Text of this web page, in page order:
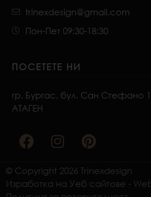
trinexdesign@gmail.com
Пон-Пет 09:30-18:30
ПОСЕТЕТЕ НИ
гр. Бургас, бул. Сан Стефано
АТАГЕН
a
c
e
b
n
s
t
a
i
n
t
e
© Copyright 2026 Trinexdesign
Изработка на Уеб сайтове -